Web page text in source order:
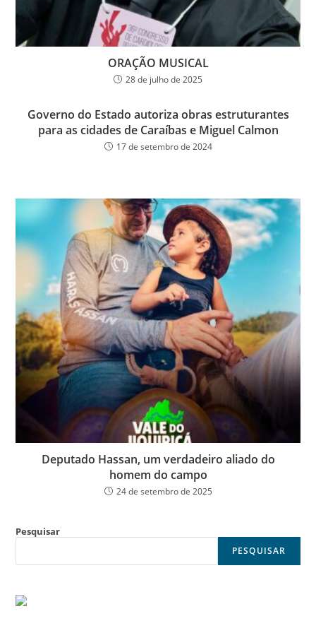
ORAÇÃO MUSICAL
28 de julho de 2025
Governo do Estado autoriza obras estruturantes
para as cidades de Caraíbas e Miguel Calmon
17 de setembro de 2024
Deputado Hassan, um verdadeiro aliado do
homem do campo
24 de setembro de 2025
Pesquisar
PESQUISAR